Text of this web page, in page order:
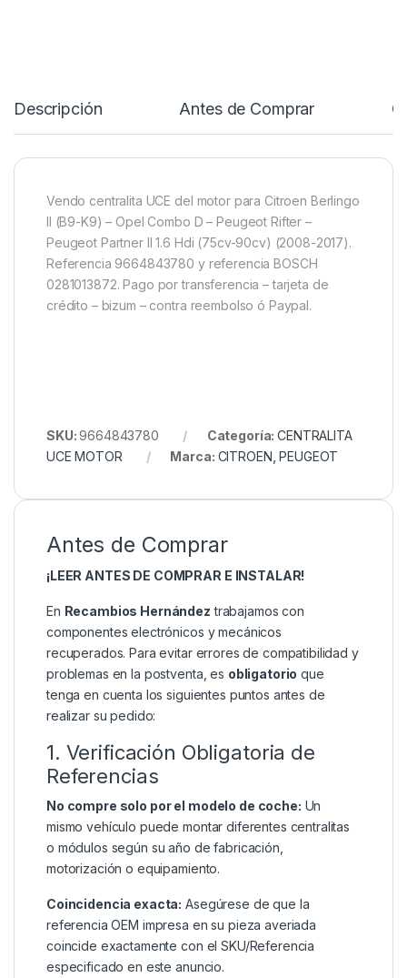
Descripción Antes de Comprar
Vendo centralita UCE del motor para Citroen Berlingo
II (B9-K9) – Opel Combo D – Peugeot Rifter –
Peugeot Partner II 1.6 Hdi (75cv-90cv) (2008-2017).
Referencia 9664843780 y referencia BOSCH
0281013872. Pago por transferencia – tarjeta de
crédito – bizum – contra reembolso ó Paypal.
SKU:9664843780 Categoría:CENTRALITA
UCE MOTOR
Marca: CITROEN ,PEUGEOT
Antes de Comprar
¡LEER ANTES DE COMPRAR E INSTALAR!
En Recambios Hernández trabajamos con
componentes electrónicos y mecánicos
recuperados. Para evitar errores de compatibilidad y
problemas en la postventa, es obligatorio que
tenga en cuenta los siguientes puntos antes de
realizar su pedido:
1. Verificación Obligatoria de
Referencias
No compre solo por el modelo de coche: Un
mismo vehículo puede montar diferentes centralitas
o módulos según su año de fabricación,
motorización o equipamiento.
Coincidencia exacta: Asegúrese de que la
referencia OEM impresa en su pieza averiada
coincide exactamente con el SKU/Referencia
especificado en este anuncio.